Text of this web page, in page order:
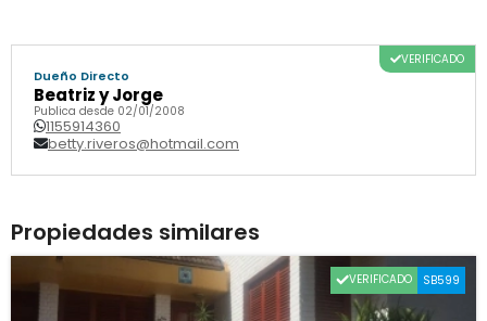
Dueño Directo
Beatriz y Jorge
Publica desde 02/01/2008
1155914360
betty.riveros@hotmail.com
VERIFICADO
Propiedades similares
VERIFICADO SB599